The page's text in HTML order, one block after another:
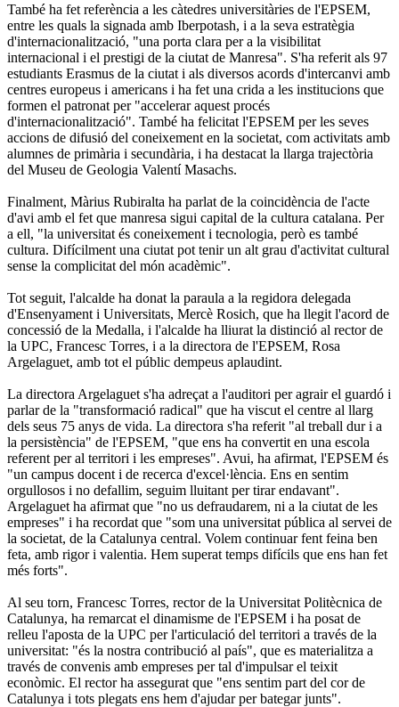
També ha fet referència a les càtedres universitàries de l'EPSEM,
entre les quals la signada amb Iberpotash, i a la seva estratègia
d'internacionalització, "una porta clara per a la visibilitat
internacional i el prestigi de la ciutat de Manresa". S'ha referit als 97
estudiants Erasmus de la ciutat i als diversos acords d'intercanvi amb
centres europeus i americans i ha fet una crida a les institucions que
formen el patronat per "accelerar aquest procés
d'internacionalització". També ha felicitat l'EPSEM per les seves
accions de difusió del coneixement en la societat, com activitats amb
alumnes de primària i secundària, i ha destacat la llarga trajectòria
del Museu de Geologia Valentí Masachs.
Finalment, Màrius Rubiralta ha parlat de la coincidència de l'acte
d'avi amb el fet que manresa sigui capital de la cultura catalana. Per
a ell, "la universitat és coneixement i tecnologia, però es també
cultura. Difícilment una ciutat pot tenir un alt grau d'activitat cultural
sense la complicitat del món acadèmic".
Tot seguit, l'alcalde ha donat la paraula a la regidora delegada
d'Ensenyament i Universitats, Mercè Rosich, que ha llegit l'acord de
concessió de la Medalla, i l'alcalde ha lliurat la distinció al rector de
la UPC, Francesc Torres, i a la directora de l'EPSEM, Rosa
Argelaguet, amb tot el públic dempeus aplaudint.
La directora Argelaguet s'ha adreçat a l'auditori per agrair el guardó i
parlar de la "transformació radical" que ha viscut el centre al llarg
dels seus 75 anys de vida. La directora s'ha referit "al treball dur i a
la persistència" de l'EPSEM, "que ens ha convertit en una escola
referent per al territori i les empreses". Avui, ha afirmat, l'EPSEM és
"un campus docent i de recerca d'excel·lència. Ens en sentim
orgullosos i no defallim, seguim lluitant per tirar endavant".
Argelaguet ha afirmat que "no us defraudarem, ni a la ciutat de les
empreses" i ha recordat que "som una universitat pública al servei de
la societat, de la Catalunya central. Volem continuar fent feina ben
feta, amb rigor i valentia. Hem superat temps difícils que ens han fet
més forts".
Al seu torn, Francesc Torres, rector de la Universitat Politècnica de
Catalunya, ha remarcat el dinamisme de l'EPSEM i ha posat de
relleu l'aposta de la UPC per l'articulació del territori a través de la
universitat: "és la nostra contribució al país", que es materialitza a
través de convenis amb empreses per tal d'impulsar el teixit
econòmic. El rector ha assegurat que "ens sentim part del cor de
Catalunya i tots plegats ens hem d'ajudar per bategar junts".